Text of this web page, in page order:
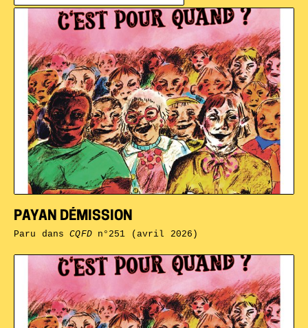
PAYAN DÉMISSION
Paru dansCQFDn°251 (avril 2026)